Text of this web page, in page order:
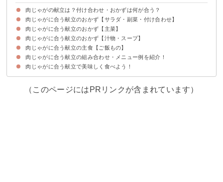
肉じゃがの献立は？付け合わせ・おかずは何が合う？
肉じゃがに合う献立のおかず【サラダ・副菜・付け合わせ】
①大根の梅サラダ
②キャベツサラダ
③豆腐とトマトの大葉サラダ
④もやしときゅうりのタイ風サラダ
⑤にんじんしりしり
⑥きゅうりの辛子ビール漬け
⑦揚げ出汁豆腐
⑧甘辛しそチーズはさみ厚揚げ
⑨五目豆
⑩にんじんとちくわとこんにゃくの金平
肉じゃがに合う献立のおかず【主菜】
①焼き鮭
②アジの南蛮漬け
③白身魚のフライ
④イカリングフライ
⑤照り焼きチキン
肉じゃがに合う献立のおかず【汁物・スープ】
①味噌汁
②鱈汁
③けんちん汁
④かきたま汁
⑤あさりのすまし汁
肉じゃがに合う献立の主食【ご飯もの】
①塩おにぎり
②豆ごはん
③鮭ご飯
④たけのこご飯
⑤釜玉うどん
肉じゃがに合う献立の組み合わせ・メニュー例を紹介！
献立例①夕飯向けガッツリ系メニュー
献立例②子供ウケも良い定番メニュー！
献立例③栄養バランスばっちりメニュー！
献立例④和食風メニュー
肉じゃがに合う献立で美味しく食べよう！
（このページにはPRリンクが含まれています）